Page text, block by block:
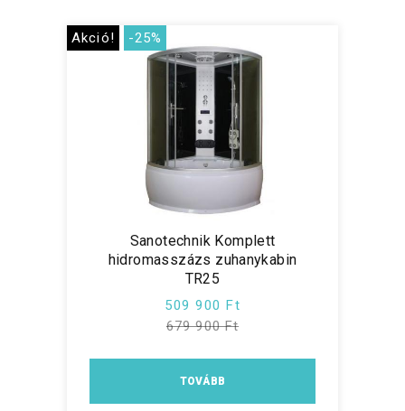
Akció! -25%
Sanotechnik Komplett
hidromasszázs zuhanykabin
TR25
509 900 Ft
679 900 Ft
TOVÁBB